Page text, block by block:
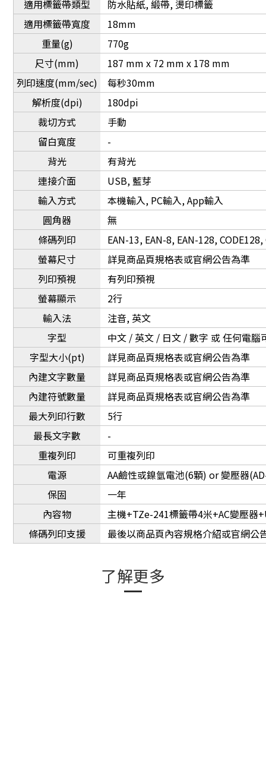
適用標籤帶類型
防水貼紙, 緞帶, 燙印標籤
適用標籤帶寬度
18mm
重量(g)
770g
尺寸(mm)
187 mm x 72 mm x 178 mm
列印速度(mm/sec)
每秒30mm
解析度(dpi)
180dpi
裁切方式
手動
留白寬度
-
背光
有背光
連接介面
USB, 藍芽
輸入方式
本機輸入, PC輸入, App輸入
圓角器
無
條碼列印
EAN-13, EAN-8, EAN-128,
螢幕尺寸
詳見商品頁規格表或官網公告為準
列印預視
有列印預視
螢幕顯示
2行
輸入法
注音, 英文
字型
中文 / 英文 / 日文 / 數字 或 任何電腦
字型大小(pt)
詳見商品頁規格表或官網公告為準
內建文字數量
詳見商品頁規格表或官網公告為準
內建符號數量
詳見商品頁規格表或官網公告為準
最大列印行數
5行
最長文字數
-
重複列印
可重複列印
電源
AA鹼性或鎳氫電池(6顆) or 變壓器
保固
一年
內容物
主機+TZe-241標籤帶4米+AC變壓器
條碼列印支援
最後以商品頁內容規格介紹或官網公
了解更多